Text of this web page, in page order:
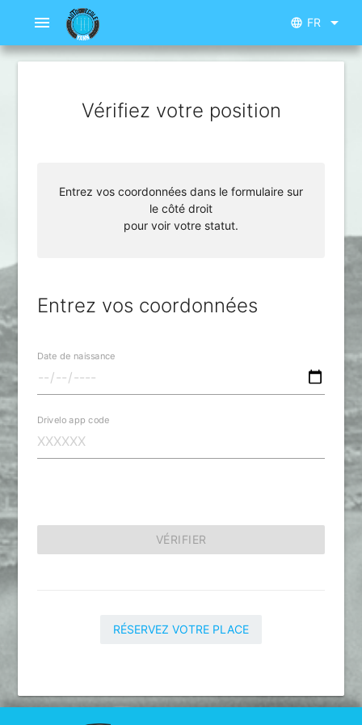
menu language FR arrow_drop_down
Vérifiez votre position
Entrez vos coordonnées dans le formulaire sur
le côté droit
pour voir votre statut.
Entrez vos coordonnées
Date de naissance
Drivelo app code
VÉRIFIER
RÉSERVEZ VOTRE PLACE